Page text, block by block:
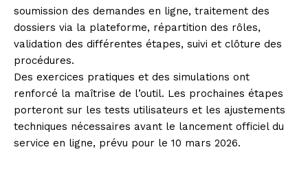
soumission des demandes en ligne, traitement des
dossiers via la plateforme, répartition des rôles,
validation des différentes étapes, suivi et clôture des
procédures.
Des exercices pratiques et des simulations ont
renforcé la maîtrise de l’outil. Les prochaines étapes
porteront sur les tests utilisateurs et les ajustements
techniques nécessaires avant le lancement officiel du
service en ligne, prévu pour le 10 mars 2026.